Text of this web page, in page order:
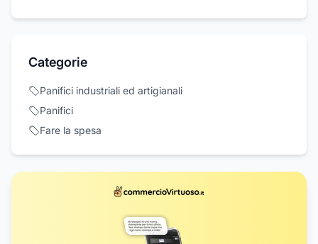
Categorie
Panifici industriali ed artigianali
Panifici
Fare la spesa